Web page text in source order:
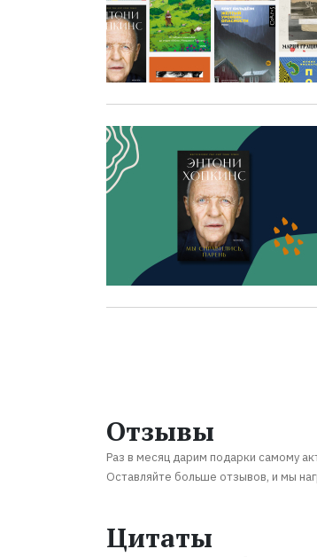
Отзывы
Раз в месяц дарим подарки самому
Оставляйте больше отзывов, и мы
Цитаты